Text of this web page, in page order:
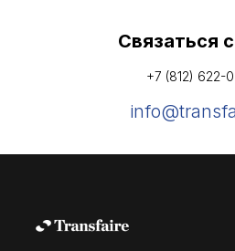
Связаться
+7 (812) 622-